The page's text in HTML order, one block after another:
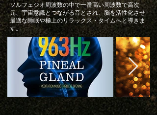
ソルフェジオ周波数の中で一番高い周波数で高次
元、宇宙意識とつながる音とされ、脳を活性化させ
最適な睡眠や極上のリラックス・タイムへと導きま
す。